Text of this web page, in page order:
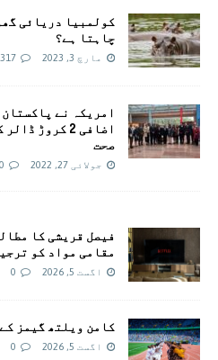
کولمبیا دریائی
چاہتا ہے؟
مارچ 3, 2023
امريکہ نے
اضافی 2 کروڑ
صحت
جولائی 27, 2022
فیصل قریشی کا
مقامی مواد کو
اگست 5, 2026 0
کامن ویلتھ گیمز کے
اگست 5, 2026 0